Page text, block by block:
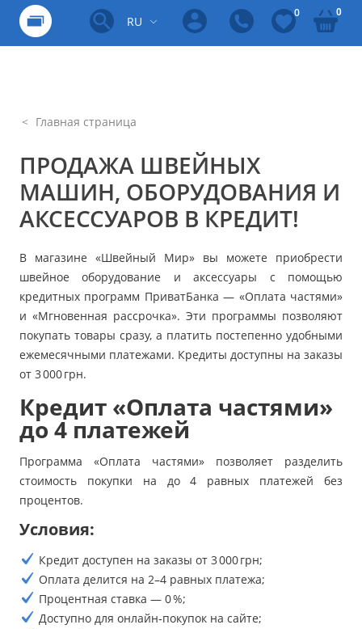
RU
0 0
Главная страница
ПРОДАЖА ШВЕЙНЫХ
МАШИН, ОБОРУДОВАНИЯ И
АКСЕССУАРОВ В КРЕДИТ!
В магазине «Швейный Мир» вы можете приобрести
швейное оборудование и аксессуары с помощью
кредитных программ ПриватБанка — «Оплата частями»
и «Мгновенная рассрочка». Эти программы позволяют
покупать товары сразу, а платить постепенно удобными
ежемесячными платежами. Кредиты доступны на заказы
от 3 000 грн.
Кредит «Оплата частями»
до 4 платежей
Программа «Оплата частями» позволяет разделить
стоимость покупки на до 4 равных платежей без
процентов.
Условия:
Кредит доступен на заказы от 3 000 грн;
Оплата делится на 2–4 равных платежа;
Процентная ставка — 0 %;
Доступно для онлайн‑покупок на сайте;